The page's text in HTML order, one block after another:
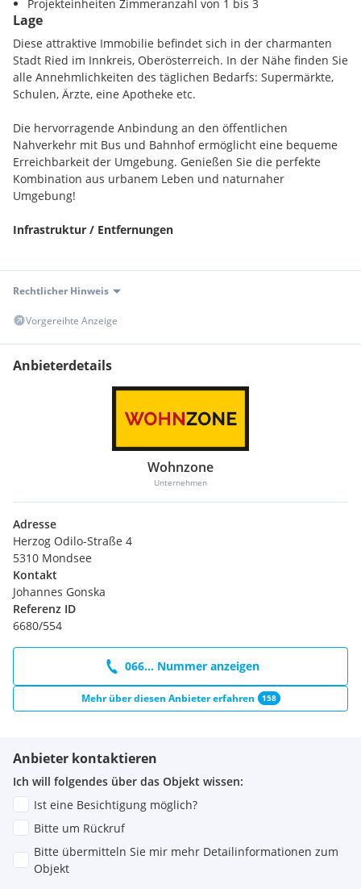
Projekteinheiten Zimmeranzahl von 1 bis 3
Lage
Diese attraktive Immobilie befindet sich in der charmanten
Stadt Ried im Innkreis, Oberösterreich. In der Nähe finden Sie
alle Annehmlichkeiten des täglichen Bedarfs: Supermärkte,
Schulen, Ärzte, eine Apotheke etc.
Die hervorragende Anbindung an den öffentlichen
Nahverkehr mit Bus und Bahnhof ermöglicht eine bequeme
Erreichbarkeit der Umgebung. Genießen Sie die perfekte
Kombination aus urbanem Leben und naturnaher
Umgebung!
Infrastruktur / Entfernungen
Apotheke <1000m
Klinik <2000m
Krankenhaus <2000m
Kinder / Schulen
Höhere Schule <2500m
Einkaufszentrum <2000m
Verkehr
Bahnhof <1000m
Autobahnanschluss <5500m
Flughafen <9500m
Sonstige
Post <2000m
Rechtlicher Hinweis
Vorgereihte Anzeige
Anbieterdetails
Wohnzone
Unternehmen
Adresse
Herzog Odilo-Straße 4
5310 Mondsee
Kontakt
Johannes Gonska
Referenz ID
6680/554
066... Nummer anzeigen
Mehr über diesen Anbieter erfahren 158
Anbieter kontaktieren
Ich will folgendes über das Objekt wissen:
Ist eine Besichtigung möglich?
Bitte um Rückruf
Bitte übermitteln Sie mir mehr Detailinformationen zum
Objekt